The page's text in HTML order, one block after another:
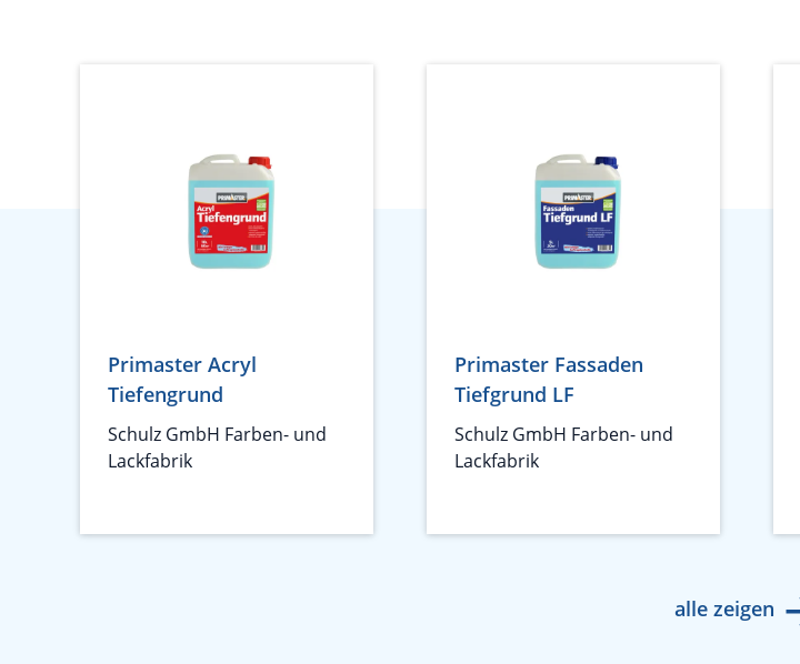
Primaster Acryl
Tiefengrund
Schulz GmbH Farben- und
Lackfabrik
Primaster Fassaden
Tiefgrund LF
Schulz GmbH Farben- und
Lackfabrik
alle zeigen